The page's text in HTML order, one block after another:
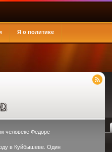
Я о политике
человекеФедоре
в Куйбышеве. Один